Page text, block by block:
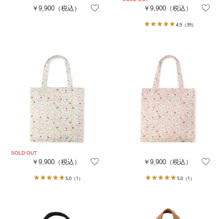
￥9,900 （税込） ￥9,900（税込）
4.9（39）
￥9,900 （税込）
5.0 （1）
￥9,900（税込）
5.0（1）